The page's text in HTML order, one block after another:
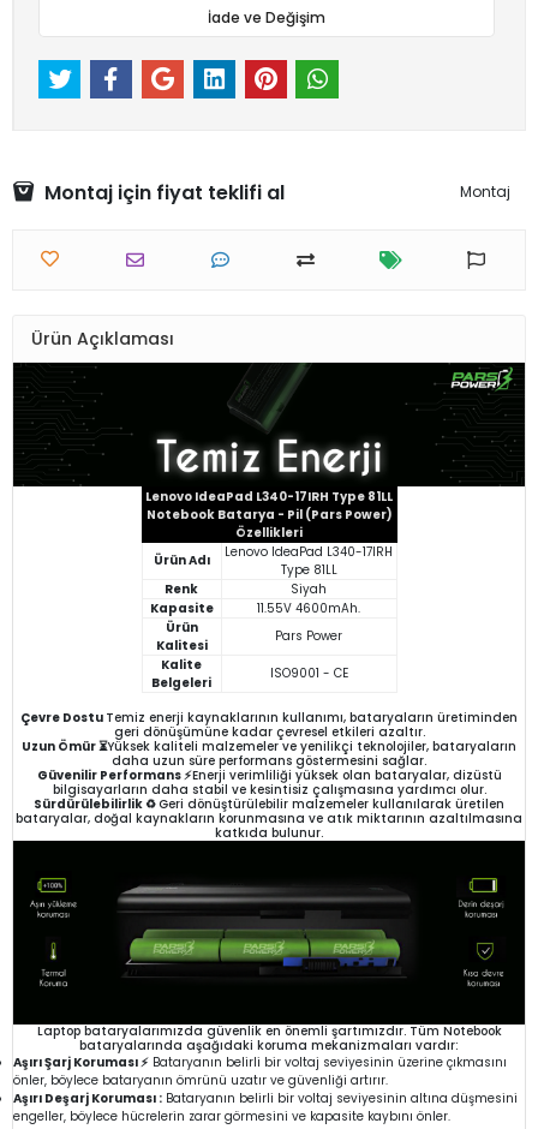
İade ve Değişim
Montaj için fiyat teklifi al Montaj
Ürün Açıklaması
Lenovo IdeaPad L340-17IRH Type 81LL
Notebook Batarya - Pil (Pars Power)
Özellikleri
Ürün Adı
Lenovo IdeaPad L340-17IRH
Type 81LL
Renk
Siyah
Kapasite
11.55V 4600mAh.
Ürün
Kalitesi
Pars Power
Kalite
Belgeleri
ISO9001 - CE
Çevre Dostu Temiz enerji kaynaklarının kullanımı, bataryaların üretiminden
geri dönüşümüne kadar çevresel etkileri azaltır.
Uzun Ömür ⏳Yüksek kaliteli malzemeler ve yenilikçi teknolojiler, bataryaların
daha uzun süre performans göstermesini sağlar.
Güvenilir Performans ⚡Enerji verimliliği yüksek olan bataryalar, dizüstü
bilgisayarların daha stabil ve kesintisiz çalışmasına yardımcı olur.
Sürdürülebilirlik ♻️Geri dönüştürülebilir malzemeler kullanılarak üretilen
bataryalar, doğal kaynakların korunmasına ve atık miktarının azaltılmasına
katkıda bulunur.
Laptop bataryalarımızda güvenlik en önemli şartımızdır. Tüm Notebook
bataryalarında aşağıdaki koruma mekanizmaları vardır:
Aşırı Şarj Koruması ⚡ Bataryanın belirli bir voltaj seviyesinin üzerine çıkmasını
önler, böylece bataryanın ömrünü uzatır ve güvenliği artırır.
Aşırı Deşarj Koruması : Bataryanın belirli bir voltaj seviyesinin altına düşmesini
engeller, böylece hücrelerin zarar görmesini ve kapasite kaybını önler.